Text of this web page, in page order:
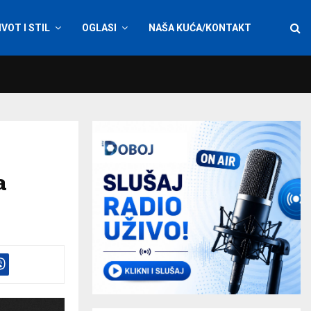
I STIL OGLASI NAŠA KUĆA/KONTAKT